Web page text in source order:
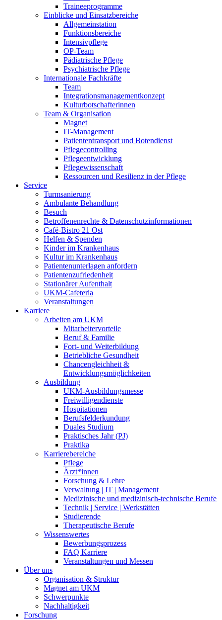
Traineeprogramme
Einblicke und Einsatzbereiche
Allgemeinstation
Funktionsbereiche
Intensivpflege
OP-Team
Pädiatrische Pflege
Psychiatrische Pflege
Internationale Fachkräfte
Team
Integrationsmanagementkonzept
Kulturbotschafterinnen
Team & Organisation
Magnet
IT-Management
Patiententransport und Botendienst
Pflegecontrolling
Pflegeentwicklung
Pflegewissenschaft
Ressourcen und Resilienz in der Pflege
Service
Turmsanierung
Ambulante Behandlung
Besuch
Betroffenenrechte & Datenschutzinformationen
Café-Bistro 21 Ost
Helfen & Spenden
Kinder im Krankenhaus
Kultur im Krankenhaus
Patientenunterlagen anfordern
Patientenzufriedenheit
Stationärer Aufenthalt
UKM-Cafeteria
Veranstaltungen
Karriere
Arbeiten am UKM
Mitarbeitervorteile
Beruf & Familie
Fort- und Weiterbildung
Betriebliche Gesundheit
Chancengleichheit &
Entwicklungsmöglichkeiten
Ausbildung
UKM-Ausbildungsmesse
Freiwilligendienste
Hospitationen
Berufsfelderkundung
Duales Studium
Praktisches Jahr (PJ)
Praktika
Karrierebereiche
Pflege
Ärzt*innen
Forschung & Lehre
Verwaltung | IT | Management
Medizinische und medizinisch-technische Berufe
Technik | Service | Werkstätten
Studierende
Therapeutische Berufe
Wissenswertes
Bewerbungsprozess
FAQ Karriere
Veranstaltungen und Messen
Über uns
Organisation & Struktur
Magnet am UKM
Schwerpunkte
Nachhaltigkeit
Forschung